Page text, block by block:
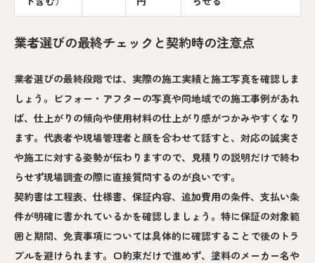
業者選びの最終チェックと契約時の注意点
業者選びの最終段階では、実際の施工実績と施工写真を確認しま
しょう。ビフォー・アフターの写真や同地域での施工事例があれ
ば、仕上がりの傾向や使用材料の仕上がり感がつかみやすくなり
ます。代表者や現場管理者と顔を合わせて話すと、対応の誠実さ
や施工に対する姿勢が伝わりますので、見積りの説明だけで終わ
らせず現場調査の際に直接質問するのが良いです。
契約書は工程表、仕様書、保証内容、追加費用の条件、支払い条
件が明確に書かれているかを確認しましょう。特に保証の対象範
囲と期間、免責事項については具体的に確認することで後のトラ
ブルを避けられます。口約束だけで進めず、塗料のメーカー名や